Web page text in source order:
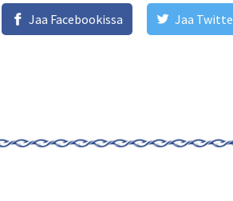
Jaa Facebookissa Jaa